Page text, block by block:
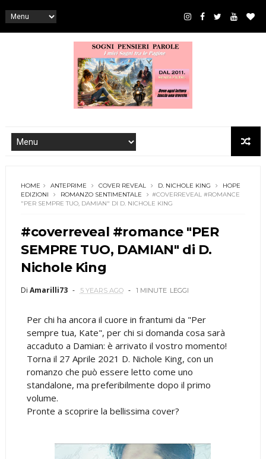
HOME ANTEPRIME COVER REVEAL D. NICHOLE KING
HOPE
EDIZIONI
ROMANZO SENTIMENTALE
#COVERREVEAL #ROMANCE
"PER SEMPRE TUO, DAMIAN" DI D. NICHOLE KING
#coverreveal #romance "PER
SEMPRE TUO, DAMIAN" di D.
Nichole King
Di Amarilli73 5 YEARS AGO 1 MINUTE LEGGI
Per chi ha ancora il cuore in frantumi da "Per
sempre tua, Kate", per chi si domanda cosa sarà
accaduto a Damian: è arrivato il vostro momento!
Torna il 27 Aprile 2021 D. Nichole King, con un
romanzo che può essere letto come uno
standalone, ma preferibilmente dopo il primo
volume.
Pronte a scoprire la bellissima cover?